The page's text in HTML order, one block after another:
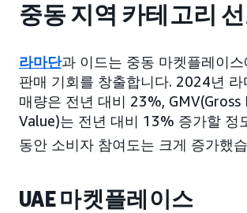
중동 지역 카테고리
라마단과 이드는 중동 마켓플레이
판매 기회를 창출합니다. 2024년
매량은 전년 대비 23%, GMV(Gross
Value)는 전년 대비 13% 증가할 정
동안 소비자 참여도는 크게 증가했
UAE 마켓플레이스